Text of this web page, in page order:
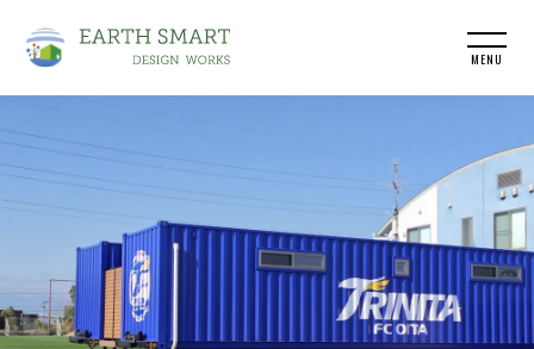
MENU